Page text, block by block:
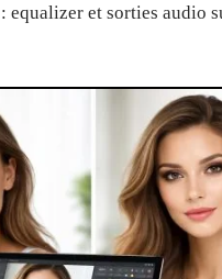
equalizer et sorties audio